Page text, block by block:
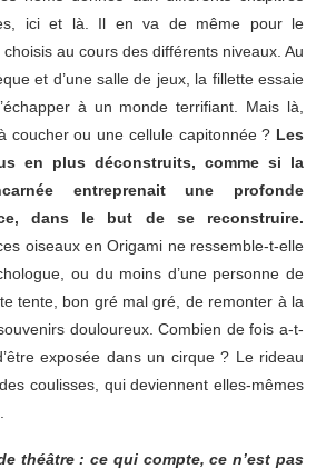
ici et là. Il en va de même pour le
au cours des différents niveaux. Au
et d’une salle de jeux, la fillette essaie
à un monde terrifiant. Mais là,
coucher ou une cellule capitonnée ? Les
en plus déconstruits, comme si la
entreprenait une profonde
dans le but de se reconstruire.
oiseaux en Origami ne ressemble-t-elle
ou du moins d’une personne de
tente, bon gré mal gré, de remonter à la
douloureux. Combien de fois a-t-
exposée dans un cirque ? Le rideau
coulisses, qui deviennent elles-mêmes
théâtre : ce qui compte, ce n’est pas